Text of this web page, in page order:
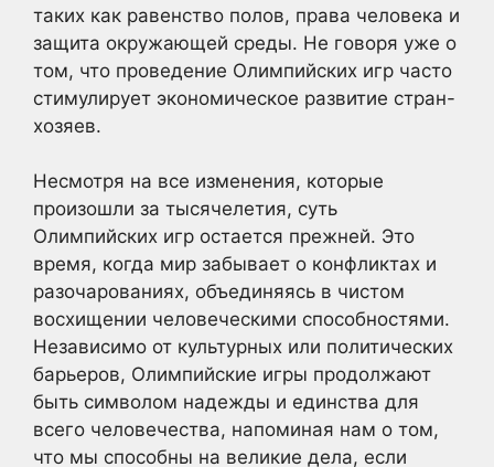
таких как равенство полов, права человека и
защита окружающей среды. Не говоря уже о
том, что проведение Олимпийских игр часто
стимулирует экономическое развитие стран-
хозяев.
Несмотря на все изменения, которые
произошли за тысячелетия, суть
Олимпийских игр остается прежней. Это
время, когда мир забывает о конфликтах и
разочарованиях, объединяясь в чистом
восхищении человеческими способностями.
Независимо от культурных или политических
барьеров, Олимпийские игры продолжают
быть символом надежды и единства для
всего человечества, напоминая нам о том,
что мы способны на великие дела, если